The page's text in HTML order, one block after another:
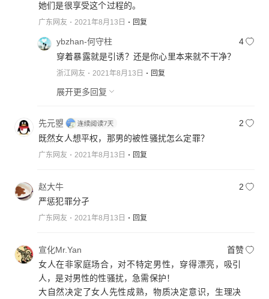
她们是很享受这个过程的。
广东网友 2021年8月13日 回复
ybzhan-何守柱
4
穿着暴露就是引诱？还是你心里本来就不干净？
浙江网友 2021年8月13日 回复
展开更多回复
先元曌
2
既然女人想平权，那男的被性骚扰怎么定罪？
广东网友 2021年8月13日 回复
赵大牛
2
严惩犯罪分孑
广东网友 2021年8月13日 回复
宣化Mr.Yan
首赞
女人在非家庭场合，对不特定男性，穿得漂亮，吸引
人，是对男性的性骚扰，急需保护！
大自然决定了女人先性成熟，物质决定意识，生理决